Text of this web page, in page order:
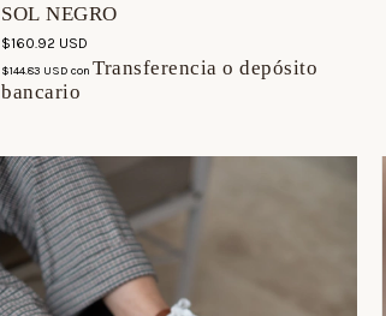
SOL NEGRO
$160.92 USD
$144.83 USD con Transferencia o depósito
bancario